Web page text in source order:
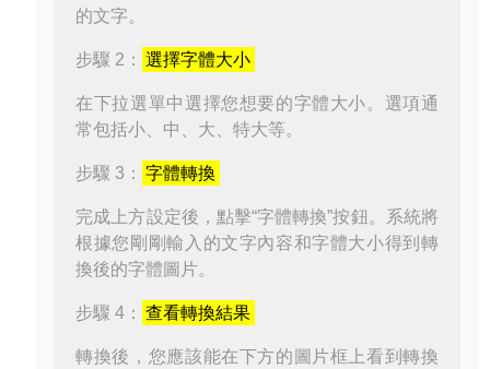
的文字。
步驟 2： 選擇字體大小
在下拉選單中選擇您想要的字體大小。選項通
常包括小、中、大、特大等。
步驟 3： 字體轉換
完成上方設定後，點擊“字體轉換”按鈕。系統將
根據您剛剛輸入的文字內容和字體大小得到轉
換後的字體圖片。
步驟 4： 查看轉換結果
轉換後，您應該能在下方的圖片框上看到轉換